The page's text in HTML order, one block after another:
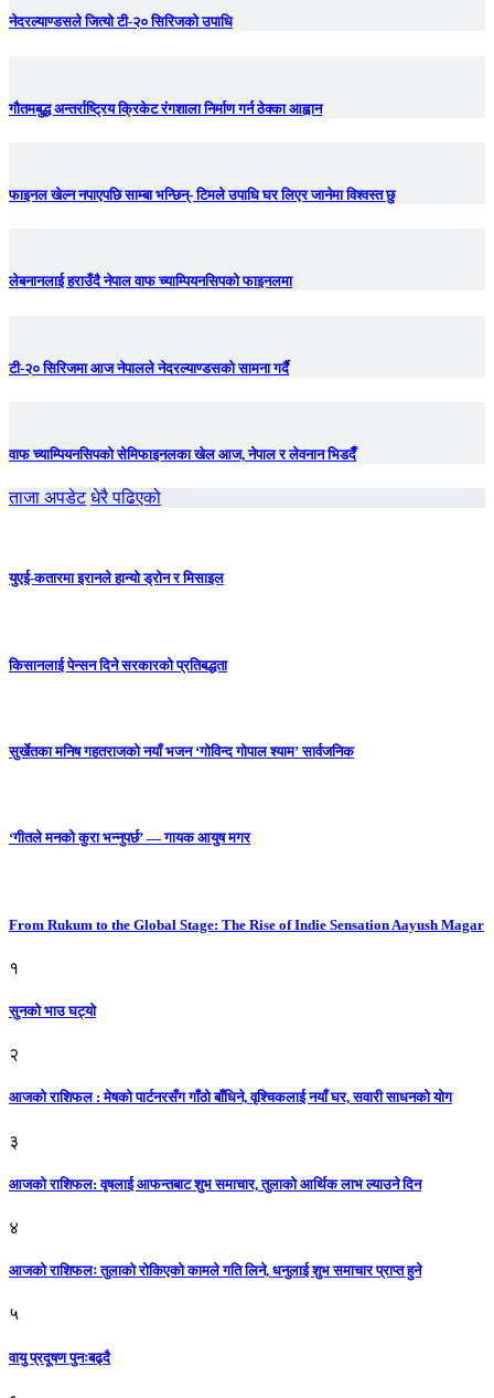
नेदरल्याण्डसले जित्यो टी-२० सिरिजको उपाधि
गौतमबुद्ध अन्तर्राष्ट्रिय क्रिकेट रंगशाला निर्माण गर्न ठेक्का आह्वान
फाइनल खेल्न नपाएपछि साम्बा भन्छिन्- टिमले उपाधि घर लिएर जानेमा विश्वस्त छु
लेबनानलाई हराउँदै नेपाल वाफ च्याम्पियनसिपको फाइनलमा
टी-२० सिरिजमा आज नेपालले नेदरल्याण्डसको सामना गर्दै
वाफ च्याम्पियनसिपको सेमिफाइनलका खेल आज, नेपाल र लेवनान भिडदैँ
ताजा अपडेट धेरै पढिएको
युएई-कतारमा इरानले हान्यो ड्रोन र मिसाइल
किसानलाई पेन्सन दिने सरकारको प्रतिबद्धता
सुर्खेतका मनिष गहतराजको नयाँ भजन ‘गोविन्द गोपाल श्याम’ सार्वजनिक
‘गीतले मनको कुरा भन्नुपर्छ’ — गायक आयुष मगर
From Rukum to the Global Stage: The Rise of Indie Sensation Aayush Magar
१
सुनको भाउ घट्याे
२
आजको राशिफल : मेषको पार्टनरसँग गाँठो बाँधिने, वृश्चिकलाई नयाँ घर, सवारी साधनकाे याेग
३
आजकाे राशिफल: वृषलाई आफन्तबाट शुभ समाचार, तुलाकाे आर्थिक लाभ ल्याउने दिन
४
आजको राशिफलः तुलाकाे रोकिएको कामले गति लिने, धनुलाई शुभ समाचार प्राप्त हुने
५
वायु प्रदूषण पुनःबढ्दै